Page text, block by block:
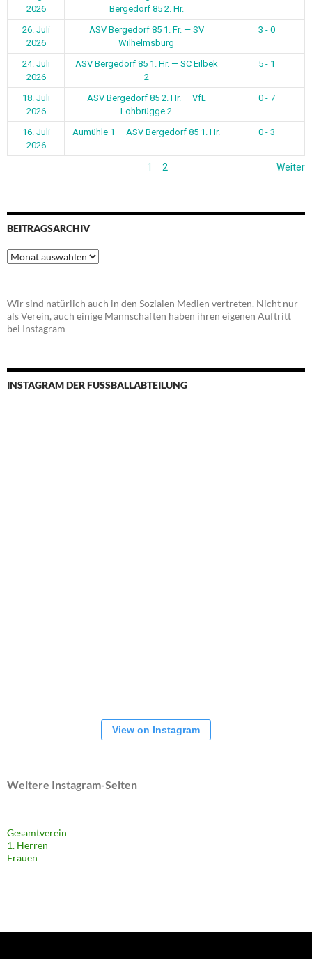
2026
Bergedorf 85 2. Hr.
26. Juli
2026
ASV Bergedorf 85 1. Fr. — SV
Wilhelmsburg
3 - 0
24. Juli
2026
ASV Bergedorf 85 1. Hr. — SC Eilbek
2
5 - 1
18. Juli
2026
ASV Bergedorf 85 2. Hr. — VfL
Lohbrügge 2
0 - 7
16. Juli
2026
Aumühle 1 — ASV Bergedorf 85 1. Hr. 0 - 3
1 2 Weiter
BEITRAGSARCHIV
Beitragsarchiv
Wir sind natürlich auch in den Sozialen Medien vertreten. Nicht nur
als Verein, auch einige Mannschaften haben ihren eigenen Auftritt
bei Instagram
INSTAGRAM DER FUSSBALLABTEILUNG
View on Instagram
Weitere Instagram-Seiten
Gesamtverein
1. Herren
Frauen